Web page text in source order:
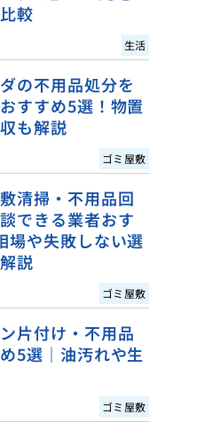
較
生活
の不用品処分を
すすめ5選！物置
も解説
ゴミ屋敷
清掃・不用品回
できる業者おす
場や失敗しない選
説
ゴミ屋敷
片付け・不用品
5選｜油汚れや生
ゴミ屋敷